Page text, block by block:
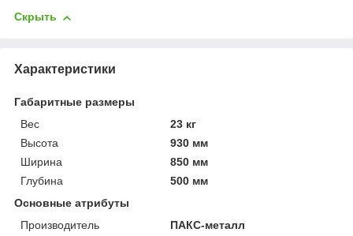
Скрыть
Характеристики
Габаритные размеры
Вес
23 кг
Высота
930 мм
Ширина
850 мм
Глубина
500 мм
Основные атрибуты
Производитель
ПАКС-металл